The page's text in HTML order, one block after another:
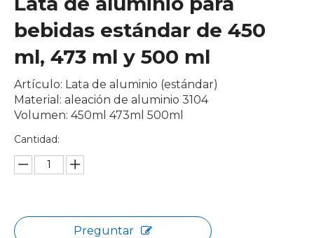
bebidas estándar de 450
ml, 473 ml y 500 ml
Artículo: Lata de aluminio (estándar)
Material: aleación de aluminio 3104
Volumen: 450ml 473ml 500ml
Cantidad:
Preguntar